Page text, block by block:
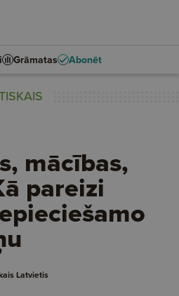
Grāmatas Abonēt
mācības,
pareizi
Latvietis